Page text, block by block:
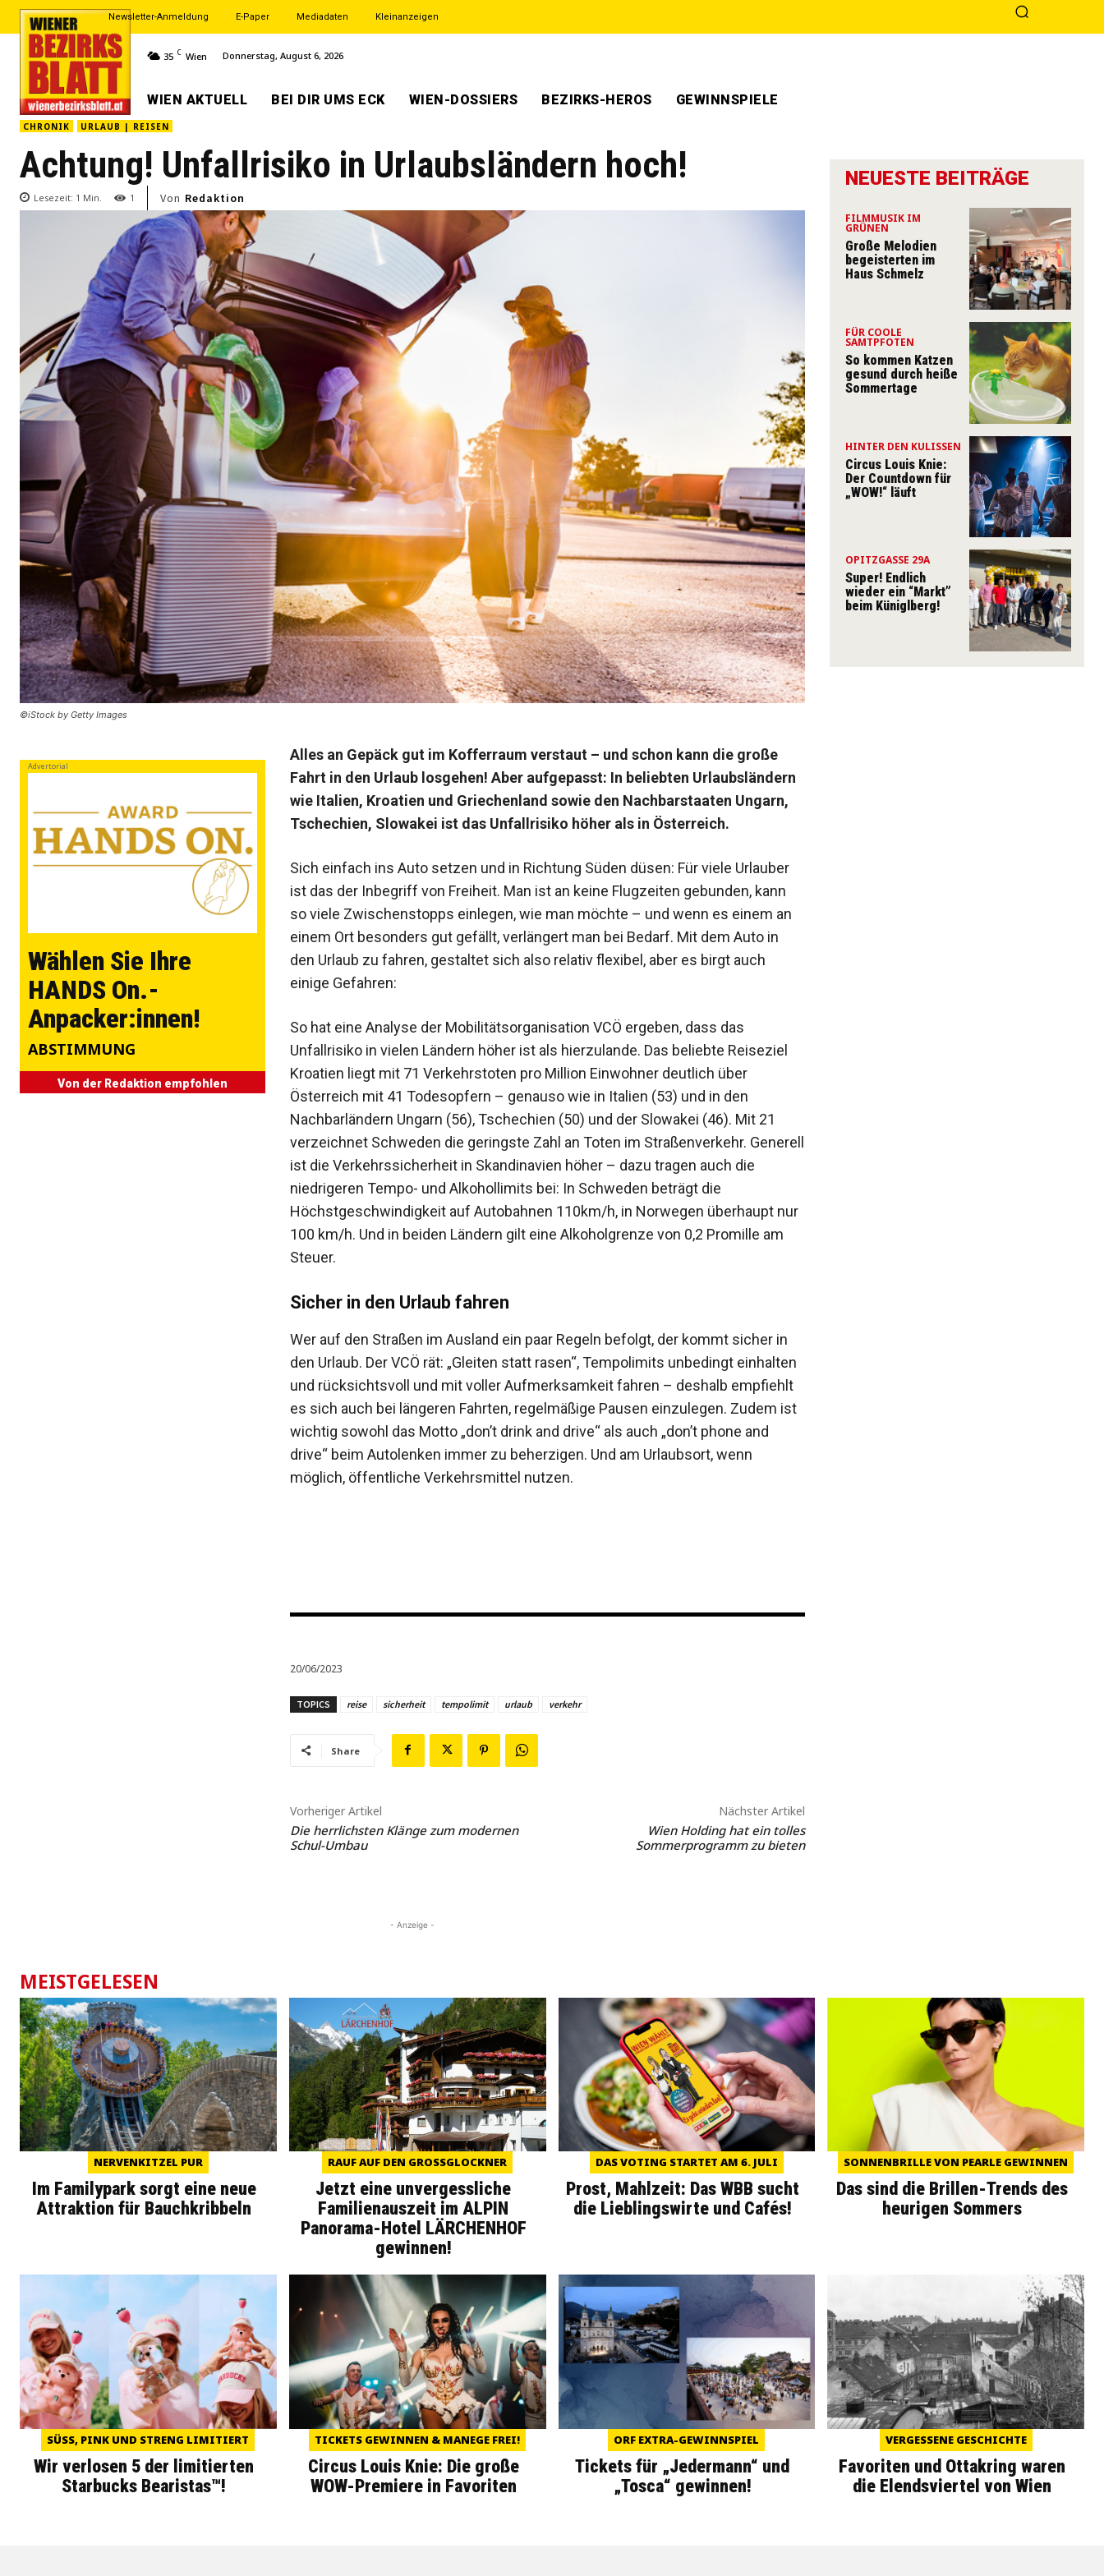
Newsletter-Anmeldung E-Paper Mediadaten Kleinanzeigen
35 C Wien Donnerstag, August 6, 2026
WIEN AKTUELL BEI DIR UMS ECK WIEN-DOSSIERS BEZIRKS-HEROS GEWINNSPIELE
CHRONIK URLAUB | REISEN
Achtung! Unfallrisiko in Urlaubsländern hoch!
Lesezeit: 1 Min. 1 Von Redaktion
©iStock by Getty Images
Advertorial
Wählen Sie Ihre
HANDS On.-
Anpacker:innen!
ABSTIMMUNG
Von der Redaktion empfohlen
Alles an Gepäck gut im Kofferraum verstaut – und schon kann die große
Fahrt in den Urlaub losgehen! Aber aufgepasst: In beliebten Urlaubsländern
wie Italien, Kroatien und Griechenland sowie den Nachbarstaaten Ungarn,
Tschechien, Slowakei ist das Unfallrisiko höher als in Österreich.
Sich einfach ins Auto setzen und in Richtung Süden düsen: Für viele Urlauber
ist das der Inbegriff von Freiheit. Man ist an keine Flugzeiten gebunden, kann
so viele Zwischenstopps einlegen, wie man möchte – und wenn es einem an
einem Ort besonders gut gefällt, verlängert man bei Bedarf. Mit dem Auto in
den Urlaub zu fahren, gestaltet sich also relativ flexibel, aber es birgt auch
einige Gefahren:
So hat eine Analyse der Mobilitätsorganisation VCÖ ergeben, dass das
Unfallrisiko in vielen Ländern höher ist als hierzulande. Das beliebte Reiseziel
Kroatien liegt mit 71 Verkehrstoten pro Million Einwohner deutlich über
Österreich mit 41 Todesopfern – genauso wie in Italien (53) und in den
Nachbarländern Ungarn (56), Tschechien (50) und der Slowakei (46). Mit 21
verzeichnet Schweden die geringste Zahl an Toten im Straßenverkehr. Generell
ist die Verkehrssicherheit in Skandinavien höher – dazu tragen auch die
niedrigeren Tempo- und Alkohollimits bei: In Schweden beträgt die
Höchstgeschwindigkeit auf Autobahnen 110km/h, in Norwegen überhaupt nur
100 km/h. Und in beiden Ländern gilt eine Alkoholgrenze von 0,2 Promille am
Steuer.
Sicher in den Urlaub fahren
Wer auf den Straßen im Ausland ein paar Regeln befolgt, der kommt sicher in
den Urlaub. Der VCÖ rät: „Gleiten statt rasen“, Tempolimits unbedingt einhalten
und rücksichtsvoll und mit voller Aufmerksamkeit fahren – deshalb empfiehlt
es sich auch bei längeren Fahrten, regelmäßige Pausen einzulegen. Zudem ist
wichtig sowohl das Motto „don’t drink and drive“ als auch „don’t phone and
drive“ beim Autolenken immer zu beherzigen. Und am Urlaubsort, wenn
möglich, öffentliche Verkehrsmittel nutzen.
20/06/2023
TOPICS reise sicherheit tempolimit urlaub verkehr
Share
Vorheriger Artikel
Die herrlichsten Klänge zum modernen
Schul-Umbau
Nächster Artikel
Wien Holding hat ein tolles
Sommerprogramm zu bieten
- Anzeige -
NEUESTE BEITRÄGE
FILMMUSIK IM
GRÜNEN
Große Melodien
begeisterten im
Haus Schmelz
FÜR COOLE
SAMTPFOTEN
So kommen Katzen
gesund durch heiße
Sommertage
HINTER DEN KULISSEN
Circus Louis Knie:
Der Countdown für
„WOW!“ läuft
OPITZGASSE 29A
Super! Endlich
wieder ein “Markt”
beim Küniglberg!
MEISTGELESEN
NERVENKITZEL PUR
Im Familypark sorgt eine neue
Attraktion für Bauchkribbeln
RAUF AUF DEN GROSSGLOCKNER
Jetzt eine unvergessliche
Familienauszeit im ALPIN
Panorama-Hotel LÄRCHENHOF
gewinnen!
DAS VOTING STARTET AM 6. JULI
Prost, Mahlzeit: Das WBB sucht
die Lieblingswirte und Cafés!
SONNENBRILLE VON PEARLE GEWINNEN
Das sind die Brillen-Trends des
heurigen Sommers
SÜSS, PINK UND STRENG LIMITIERT
Wir verlosen 5 der limitierten
Starbucks Bearistas™!
TICKETS GEWINNEN & MANEGE FREI!
Circus Louis Knie: Die große
WOW-Premiere in Favoriten
ORF EXTRA-GEWINNSPIEL
Tickets für „Jedermann“ und
„Tosca“ gewinnen!
VERGESSENE GESCHICHTE
Favoriten und Ottakring waren
die Elendsviertel von Wien